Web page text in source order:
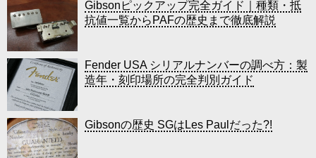
Gibsonピックアップ完全ガイド｜種類・抵
抗値一覧からPAFの歴史まで徹底解説
Fender USA シリアルナンバーの調べ方：製
造年・刻印場所の完全判別ガイド
Gibsonの歴史 SGはLes Paulだった?!